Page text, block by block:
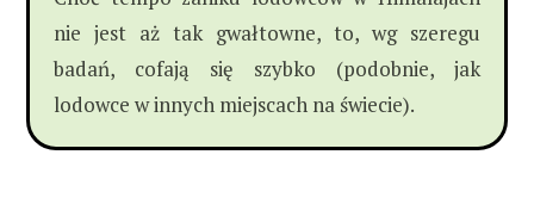
nie jest aż tak gwałtowne, to, wg szeregu
badań, cofają się szybko (podobnie, jak
lodowce w innych miejscach na świecie).